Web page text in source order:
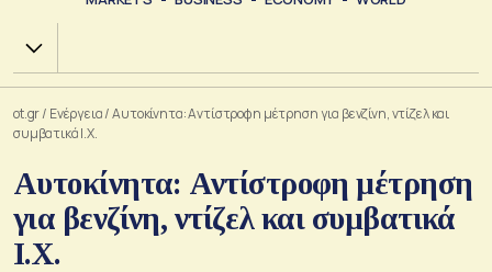
Χ.Α.
ot.gr/ Ενέργεια/Αυτοκίνητα: Αντίστροφη μέτρηση για βενζίνη, ντίζελ και
συμβατικά Ι.Χ.
Αυτοκίνητα: Αντίστροφη μέτρηση
για βενζίνη, ντίζελ και συμβατικά
Ι.Χ.